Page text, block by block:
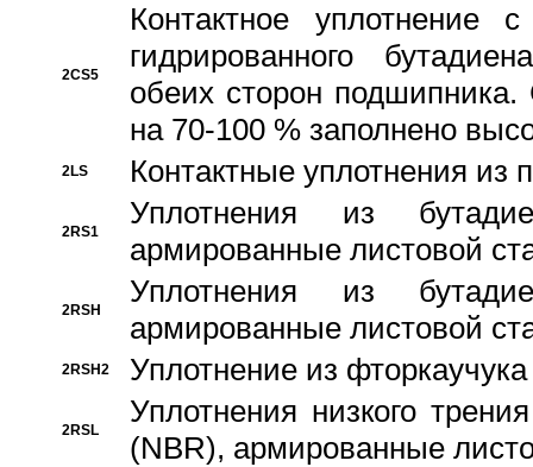
2CS5
Контактное уплотнение
гидрированного
обеих сторон
на 70-100 % заполнено
2LS Контактные уплотнения из
2RS1
Уплотнения из
армированные листовой
2RSH
Уплотнения из
армированные листовой
2RSH2 Уплотнение из
2RSL
Уплотнения низкого
(NBR), армированные